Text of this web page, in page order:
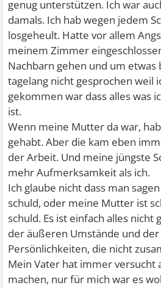
genug unterstützen. Ich war
damals. Ich hab wegen jedem
losgeheult. Hatte vor allem
meinem Zimmer
Nachbarn gehen und um etwas
tagelang nicht gesprochen weil
gekommen war dass alles was
ist.
Wenn meine Mutter da war,
gehabt. Aber die kam eben
der Arbeit. Und meine jüngste
mehr Aufmerksamkeit als ich.
Ich glaube nicht dass man
schuld, oder meine Mutter ist
schuld. Es ist einfach alles nicht
der äußeren Umstände und
Persönlichkeiten, die nicht
Mein Vater hat immer versucht
machen, nur für mich war es